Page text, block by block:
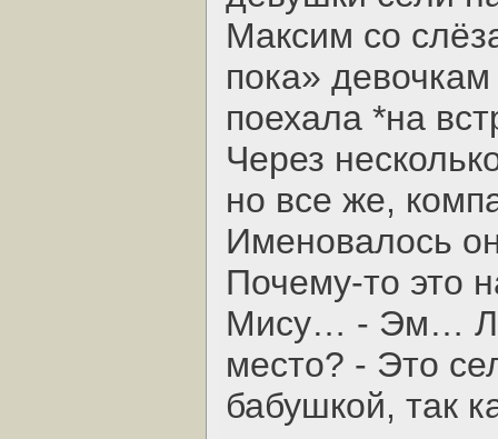
Максим со
пока»
поехала *на
Через
но все же,
Именовалось
Почему-то это
Мису… - Эм…
место? - Это
бабушкой, так